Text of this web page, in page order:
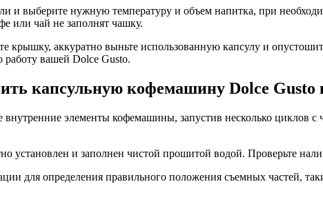
и выберите нужную температуру и объем напитка, при
или чай не заполнят чашку.
крышку, аккуратно выньте использованную капсулу и
работу вашей Dolce Gusto.
капсульную кофемашину Dolce Gusto
элементы кофемашины, запустив несколько циклов
установлен и заполнен чистой прошитой водой. Проверьте
для определения правильного положения съемных частей,